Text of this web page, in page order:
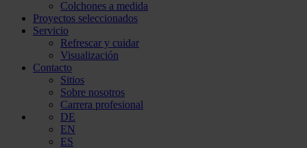
Colchones a medida
Proyectos seleccionados
Servicio
Refrescar y cuidar
Visualización
Contacto
Sitios
Sobre nosotros
Carrera profesional
DE
EN
ES